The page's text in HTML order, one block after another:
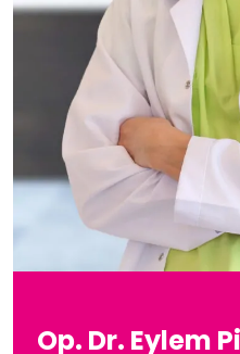
Op. Dr. Eylem